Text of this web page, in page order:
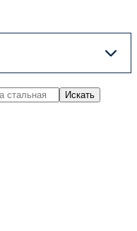
Искать